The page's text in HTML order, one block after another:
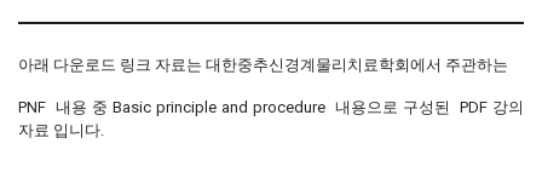
아래 다운로드 링크 자료는 대한중추신경계물리치료학회에서 주관하는
PNF 내용 중 Basic principle and procedure 내용으로 구성된 PDF 강의
자료 입니다.